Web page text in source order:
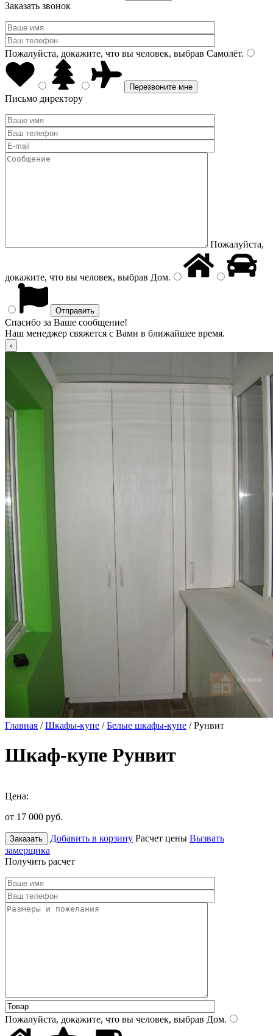
Заказать звонок
Пожалуйста, докажите, что вы человек, выбрав Самолёт.
Письмо директору
Пожалуйста,
докажите, что вы человек, выбрав Дом.
Спасибо за Ваше сообщение!
Наш менеджер свяжется с Вами в ближайшее время.
Главная /Шкафы-купе /Белые шкафы-купе / Рунвит
Шкаф-купе Рунвит
Цена:
от 17 000 руб.
Заказать Добавить в корзину Расчет цены Вызвать
замерщика
Получить расчет
Пожалуйста, докажите, что вы человек, выбрав Дом.